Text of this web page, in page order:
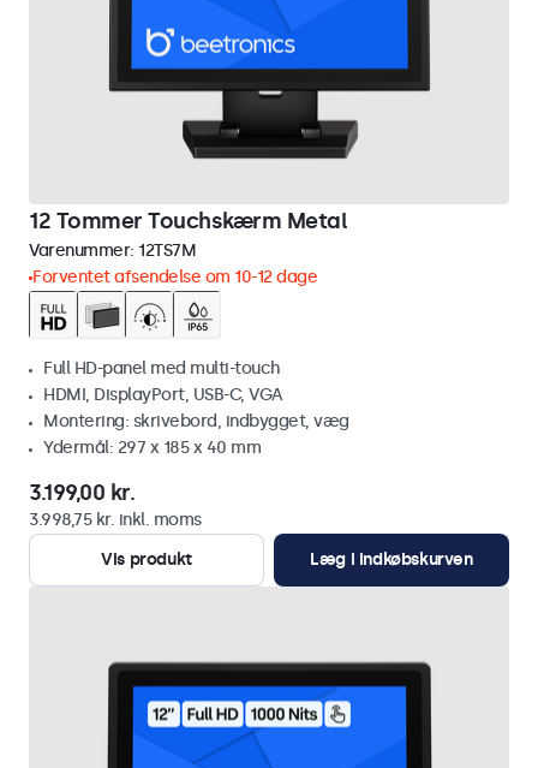
12 Tommer Touchskærm Metal
Varenummer: 12TS7M
Forventet afsendelse om 10-12 dage
Full HD-panel med multi-touch
HDMI, DisplayPort, USB-C, VGA
Montering: skrivebord, indbygget, væg
Ydermål: 297 x 185 x 40 mm
3.199,00 kr.
3.998,75 kr. inkl. moms
Vis produkt
Læg i indkøbskurven